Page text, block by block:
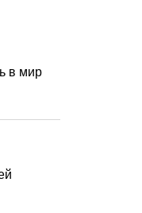
в мир